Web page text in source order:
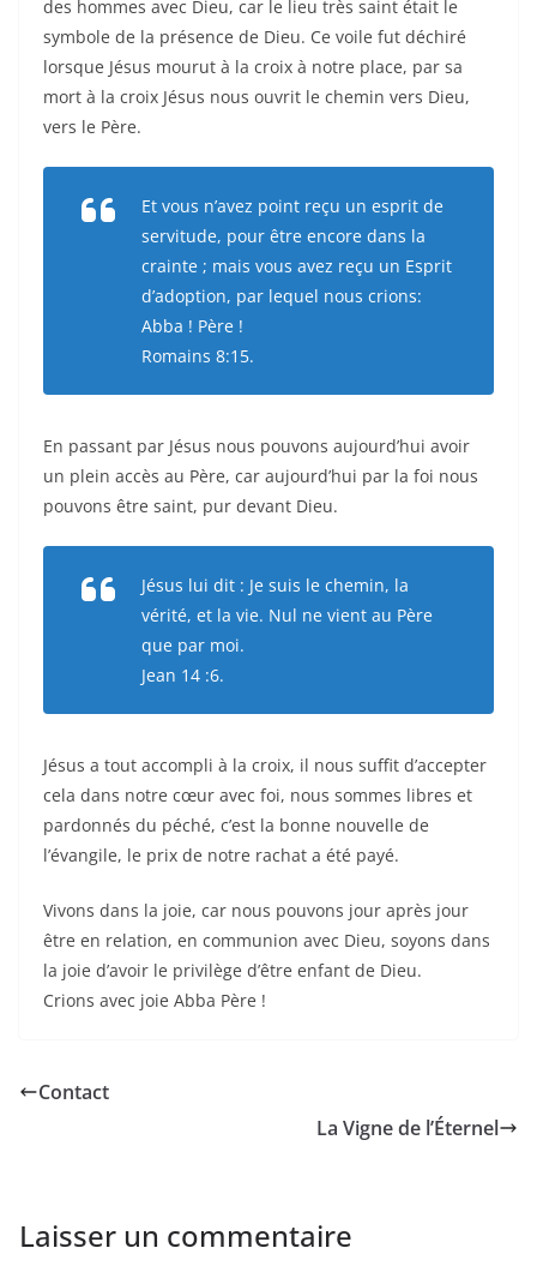
des hommes avec Dieu, car le lieu très saint était le
symbole de la présence de Dieu. Ce voile fut déchiré
lorsque Jésus mourut à la croix à notre place, par sa
mort à la croix Jésus nous ouvrit le chemin vers Dieu,
vers le Père.
Et vous n’avez point reçu un esprit de
servitude, pour être encore dans la
crainte ; mais vous avez reçu un Esprit
d’adoption, par lequel nous crions:
Abba ! Père !
Romains 8:15.
En passant par Jésus nous pouvons aujourd’hui avoir
un plein accès au Père, car aujourd’hui par la foi nous
pouvons être saint, pur devant Dieu.
Jésus lui dit : Je suis le chemin, la
vérité, et la vie. Nul ne vient au Père
que par moi.
Jean 14 :6.
Jésus a tout accompli à la croix, il nous suffit d’accepter
cela dans notre cœur avec foi, nous sommes libres et
pardonnés du péché, c’est la bonne nouvelle de
l’évangile, le prix de notre rachat a été payé.
Vivons dans la joie, car nous pouvons jour après jour
être en relation, en communion avec Dieu, soyons dans
la joie d’avoir le privilège d’être enfant de Dieu.
Crions avec joie Abba Père !
Contact
La Vigne de l’Éternel
Laisser un commentaire